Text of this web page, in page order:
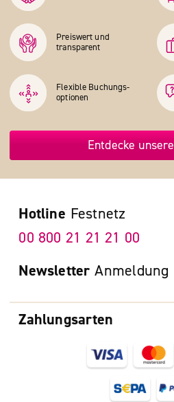
Preiswert und
transparent
Flexible Buchungs­
optionen
Entdecke
Zahlungsarten
Hotline Festnetz
00 800 21 21 21 00
Newsletter Anmeldung